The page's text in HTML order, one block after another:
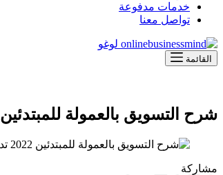
خدمات مدفوعة
تواصل معنا
القائمة
شرح التسويق بالعمولة للمبتدئين 2022 تدريب النخبة لربح المال من الانترنت | علاء الحسن
مشاركة